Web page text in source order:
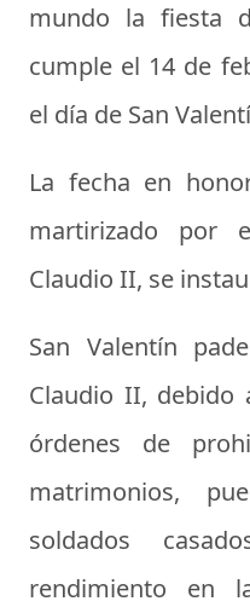
mundo la fiesta
cumple el 14 de
el día de San
La fecha en
martirizado por
Claudio II, se
San Valentín
Claudio II, debido
órdenes de
matrimonios,
soldados
rendimiento en